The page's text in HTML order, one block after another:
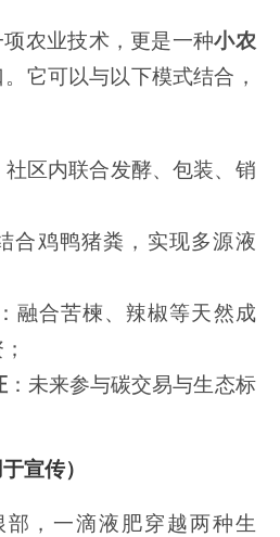
项农业技术，更是一种小农
。它可以与以下模式结合，
社区内联合发酵、包装、销
合鸡鸭猪粪，实现多源液
：融合苦楝、辣椒等天然成
：未来参与碳交易与生态标
宣传）
部，一滴液肥穿越两种生